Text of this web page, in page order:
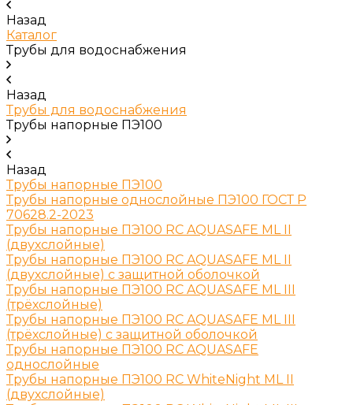
Назад
Каталог
Трубы для водоснабжения
Назад
Трубы для водоснабжения
Трубы напорные ПЭ100
Назад
Трубы напорные ПЭ100
Трубы напорные однослойные ПЭ100 ГОСТ Р
70628.2-2023
Трубы напорные ПЭ100 RC AQUASAFE ML II
(двухслойные)
Трубы напорные ПЭ100 RC AQUASAFE ML II
(двухслойные) с защитной оболочкой
Трубы напорные ПЭ100 RC AQUASAFE ML III
(трёхслойные)
Трубы напорные ПЭ100 RC AQUASAFE ML III
(трёхслойные) с защитной оболочкой
Трубы напорные ПЭ100 RC AQUASAFE
однослойные
Трубы напорные ПЭ100 RC WhiteNight ML II
(двухслойные)